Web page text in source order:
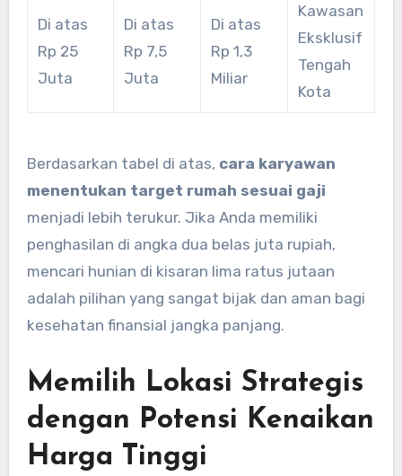
Di atas
Rp 25
Juta
Di atas
Rp 7,5
Juta
Di atas
Rp 1,3
Miliar
Kawasan
Eksklusif
Tengah
Kota
Berdasarkan tabel di atas, cara karyawan
menentukan target rumah sesuai gaji
menjadi lebih terukur. Jika Anda memiliki
penghasilan di angka dua belas juta rupiah,
mencari hunian di kisaran lima ratus jutaan
adalah pilihan yang sangat bijak dan aman bagi
kesehatan finansial jangka panjang.
Memilih Lokasi Strategis
dengan Potensi Kenaikan
Harga Tinggi